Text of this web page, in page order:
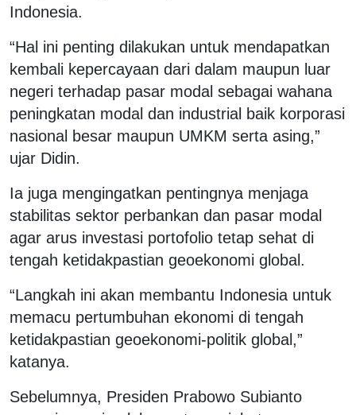
Indonesia.
“Hal ini penting dilakukan untuk mendapatkan
kembali kepercayaan dari dalam maupun luar
negeri terhadap pasar modal sebagai wahana
peningkatan modal dan industrial baik korporasi
nasional besar maupun UMKM serta asing,”
ujar Didin.
Ia juga mengingatkan pentingnya menjaga
stabilitas sektor perbankan dan pasar modal
agar arus investasi portofolio tetap sehat di
tengah ketidakpastian geoekonomi global.
“Langkah ini akan membantu Indonesia untuk
memacu pertumbuhan ekonomi di tengah
ketidakpastian geoekonomi-politik global,”
katanya.
Sebelumnya, Presiden Prabowo Subianto